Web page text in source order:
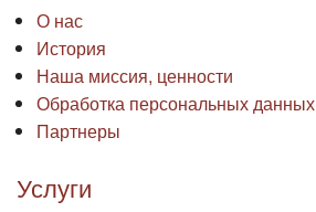
О нас
История
Наша миссия, ценности
Обработка персональных данных
Партнеры
Услуги